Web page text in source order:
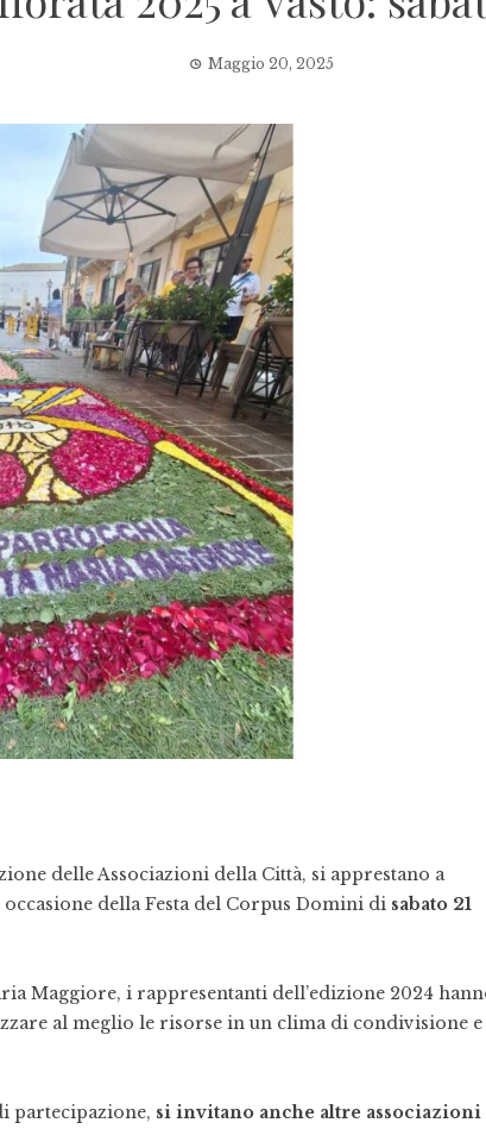
Maggio 20, 2025
delle Associazioni della Città, si apprestano a
della Festa del Corpus Domini di sabato 21
Maggiore, i rappresentanti dell’edizione 2024
al meglio le risorse in un clima di condivisione
partecipazione, si invitano anche altre associazioni